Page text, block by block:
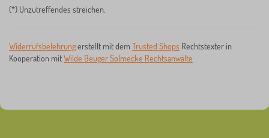
(*) Unzutreffendes streichen.
Widerrufsbelehrungerstellt mit demTrusted Shops Rechtstexter in
Kooperation mitWilde Beuger Solmecke Rechtsanwälte